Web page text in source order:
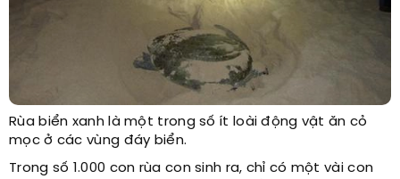
Rùa biển xanh là một trong số ít loài động vật ăn cỏ
mọc ở các vùng đáy biển.
Trong số 1.000 con rùa con sinh ra, chỉ có một vài con